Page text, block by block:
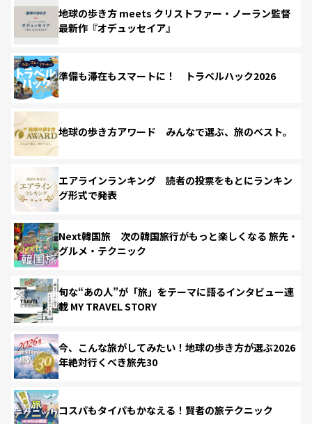
地球の歩き方 meets クリストファー・ノーラン監督
最新作『オデュッセイア』
準備も滞在もスマートに！ トラベルハック2026
地球の歩き方アワード みんなで選ぶ、旅のベスト。
エアラインランキング 読者の投票をもとにランキン
グ形式で発表
Next韓国旅 次の韓国旅行がもっと楽しくなる 旅先・
グルメ・テクニック
旬な“あの人”が「旅」をテーマに語るインタビュー連
載 MY TRAVEL STORY
今、こんな旅がしてみたい！地球の歩き方が選ぶ2026
年絶対行くべき旅先30
コスパもタイパもかなえる！賢者の旅テクニック